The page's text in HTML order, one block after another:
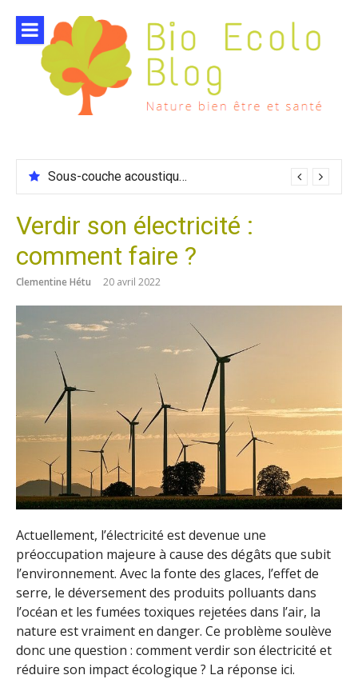
contenu
Sous-couche acoustique compatible chauffage sol
Verdir son électricité :
comment faire ?
Clementine Hétu 20 avril 2022
Actuellement, l’électricité est devenue une
préoccupation majeure à cause des dégâts que subit
l’environnement. Avec la fonte des glaces, l’effet de
serre, le déversement des produits polluants dans
l’océan et les fumées toxiques rejetées dans l’air, la
nature est vraiment en danger. Ce problème soulève
donc une question : comment verdir son électricité et
réduire son impact écologique ? La réponse ici.